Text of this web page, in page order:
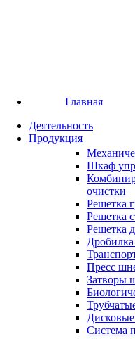
Главная
Деятельность
Продукция
Шкаф
очистки
Решетка
Решетка
Решетка
Пресс
Затворы
Система